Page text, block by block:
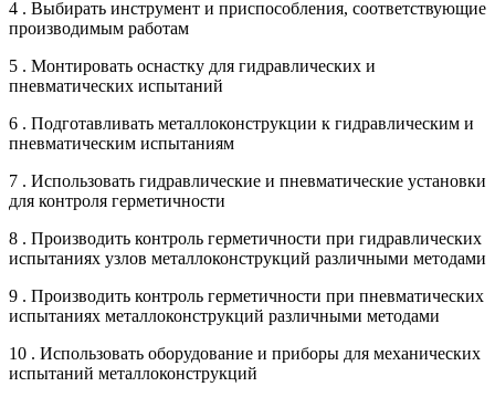
4 . Выбирать инструмент и приспособления, соответствующие
производимым работам
5 . Монтировать оснастку для гидравлических и
пневматических испытаний
6 . Подготавливать металлоконструкции к гидравлическим и
пневматическим испытаниям
7 . Использовать гидравлические и пневматические установки
для контроля герметичности
8 . Производить контроль герметичности при гидравлических
испытаниях узлов металлоконструкций различными методами
9 . Производить контроль герметичности при пневматических
испытаниях металлоконструкций различными методами
10 . Использовать оборудование и приборы для механических
испытаний металлоконструкций